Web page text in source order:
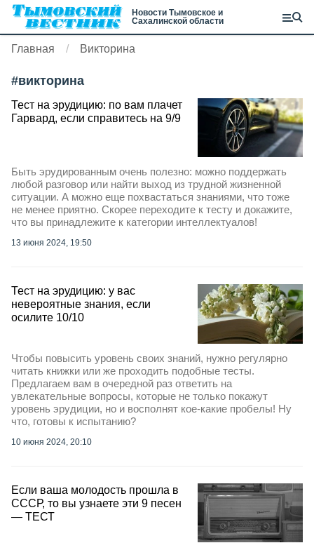
Новости Тымовское и
Сахалинской области
Главная Викторина
#викторина
Тест на эрудицию: по вам плачет
Гарвард, если справитесь на 9/9
Быть эрудированным очень полезно: можно поддержать
любой разговор или найти выход из трудной жизненной
ситуации. А можно еще похвастаться знаниями, что тоже
не менее приятно. Скорее переходите к тесту и докажите,
что вы принадлежите к категории интеллектуалов!
13 июня 2024, 19:50
Тест на эрудицию: у вас
невероятные знания, если
осилите 10/10
Чтобы повысить уровень своих знаний, нужно регулярно
читать книжки или же проходить подобные тесты.
Предлагаем вам в очередной раз ответить на
увлекательные вопросы, которые не только покажут
уровень эрудиции, но и восполнят кое-какие пробелы! Ну
что, готовы к испытанию?
10 июня 2024, 20:10
Если ваша молодость прошла в
СССР, то вы узнаете эти 9 песен
— ТЕСТ